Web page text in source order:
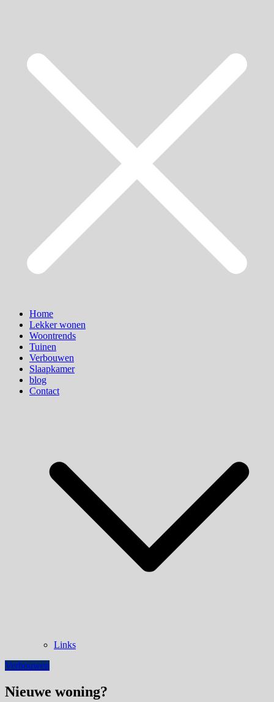
Home
Lekker wonen
Woontrends
Tuinen
Verbouwen
Slaapkamer
blog
Contact
Links
Verbouwen
Nieuwe woning?